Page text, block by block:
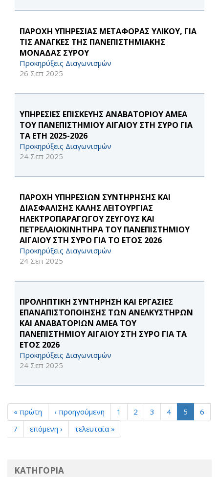
ΠΑΡΟΧΗ ΥΠΗΡΕΣΙΑΣ ΜΕΤΑΦΟΡΑΣ ΥΛΙΚΟΥ, ΓΙΑ
ΤΙΣ ΑΝΑΓΚΕΣ ΤΗΣ ΠΑΝΕΠΙΣΤΗΜΙΑΚΗΣ
ΜΟΝΑΔΑΣ ΣΥΡΟΥ
Προκηρύξεις Διαγωνισμών
26 Σεπ 2025
ΥΠΗΡΕΣΙΕΣ ΕΠΙΣΚΕΥΗΣ ΑΝΑΒΑΤΟΡΙΟΥ ΑΜΕΑ
ΤΟΥ ΠΑΝΕΠΙΣΤΗΜΙΟΥ ΑΙΓΑΙΟΥ ΣΤΗ ΣΥΡΟ ΓΙΑ
ΤΑ ΕΤΗ 2025-2026
Προκηρύξεις Διαγωνισμών
24 Σεπ 2025
ΠΑΡΟΧΗ ΥΠΗΡΕΣΙΩΝ ΣΥΝΤΗΡΗΣΗΣ ΚΑΙ
ΔΙΑΣΦΑΛΙΣΗΣ ΚΑΛΗΣ ΛΕΙΤΟΥΡΓΙΑΣ
ΗΛΕΚΤΡΟΠΑΡΑΓΩΓΟΥ ΖΕΥΓΟΥΣ ΚΑΙ
ΠΕΤΡΕΛΑΙΟΚΙΝΗΤΗΡΑ ΤΟΥ ΠΑΝΕΠΙΣΤΗΜΙΟΥ
ΑΙΓΑΙΟΥ ΣΤΗ ΣΥΡΟ ΓΙΑ ΤΟ ΕΤΟΣ 2026
Προκηρύξεις Διαγωνισμών
24 Σεπ 2025
ΠΡΟΛΗΠΤΙΚΗ ΣΥΝΤΗΡΗΣΗ ΚΑΙ ΕΡΓΑΣΙΕΣ
ΕΠΑΝΑΠΙΣΤΟΠΟΙΗΣΗΣ ΤΩΝ ΑΝΕΛΚΥΣΤΗΡΩΝ
ΚΑΙ ΑΝΑΒΑΤΟΡΙΩΝ ΑΜΕΑ ΤΟΥ
ΠΑΝΕΠΙΣΤΗΜΙΟΥ ΑΙΓΑΙΟΥ ΣΤΗ ΣΥΡΟ ΓΙΑ ΤΑ
ΕΤΟΣ 2026
Προκηρύξεις Διαγωνισμών
24 Σεπ 2025
« πρώτη ‹ προηγούμενη 1 2 3 4 5
6
7
επόμενη › τελευταία »
ΚΑΤΗΓΟΡΙΑ